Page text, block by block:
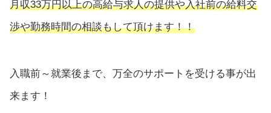
月収33万円以上の高給与求人の提供や入社前の給料交
渉や勤務時間の相談もして頂けます！！
入職前～就業後まで、万全のサポートを受ける事が出
来ます！